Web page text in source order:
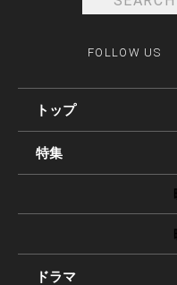
FOLLOW US
トップ
特集
ドラマ